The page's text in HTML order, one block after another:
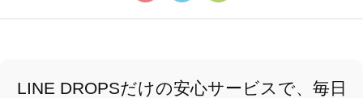
LINE DROPSだけの安心サービスで、毎日